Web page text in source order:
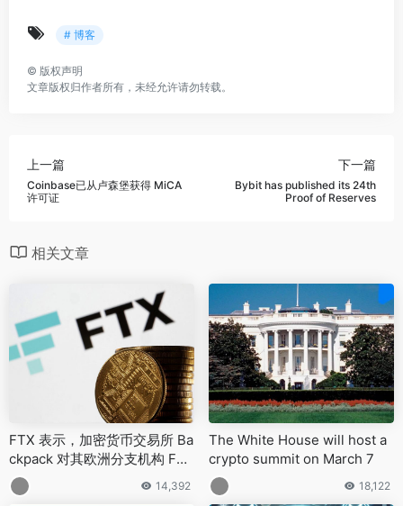
# 博客
© 版权声明
文章版权归作者所有，未经允许请勿转载。
上一篇
Coinbase已从卢森堡获得 MiCA
许可证
下一篇
Bybit has published its 24th
Proof of Reserves
相关文章
FTX 表示，加密货币交易所 Ba
ckpack 对其欧洲分支机构 FTX
EU 的收购尚未获得破产法院的
批准
14,392
The White House will host a
crypto summit on March 7
18,122